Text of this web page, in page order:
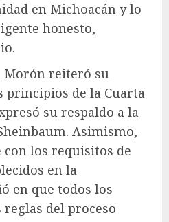
en Michoacán y lo
honesto,
Morón reiteró su
principios de la Cuarta
su respaldo a la
Asimismo,
los requisitos de
en la
en que todos los
del proceso